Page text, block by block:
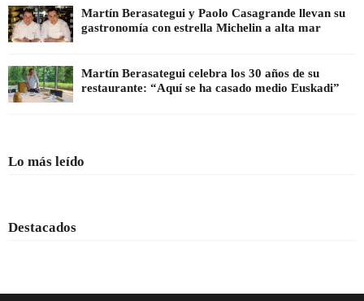
Martín Berasategui y Paolo Casagrande llevan su
gastronomía con estrella Michelin a alta mar
Martín Berasategui celebra los 30 años de su
restaurante: “Aquí se ha casado medio Euskadi”
Lo más leído
Destacados